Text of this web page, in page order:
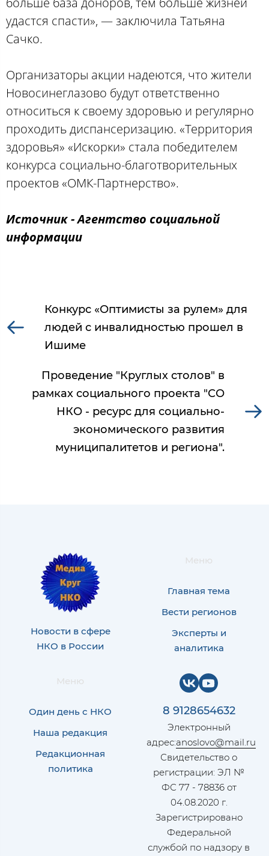
удастся спасти», — заключила Татьяна
Сачко.
Организаторы акции надеются, что жители
Новосинеглазово будут ответственно
относиться к своему здоровью и регулярно
проходить диспансеризацию. «Территория
здоровья» «Искорки» стала победителем
конкурса социально-благотворительных
проектов «ОМК-Партнерство».
Источник - Агентство социальной
информации
Конкурс «Оптимисты за рулем» для
людей с инвалидностью прошел в
Ишиме
Проведение "Круглых столов" в
рамках социального проекта "СО
НКО - ресурс для социально-
экономического развития
муниципалитетов и региона".
Новости в сфере
НКО в России
Меню
Главная тема
Вести регионов
Эксперты и
аналитика
Меню
Один день с НКО
Наша редакция
Редакционная
политика
8 9128654632
Электронный
адрес:anoslovo@mail.ru
Свидетельство о
регистрации: ЭЛ №
ФС 77 - 78836 от
04.08.2020 г.
Зарегистрировано
Федеральной
службой по надзору в